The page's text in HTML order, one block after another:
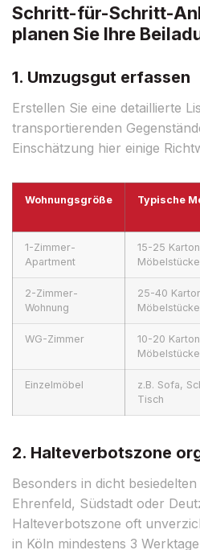
Schritt-für-Schritt-
planen Sie Ihre
1. Umzugsgut erfassen
Erstellen Sie eine detaillierte
transportierenden
Einschätzung hier einige
Wohnungsgröße Typische
1-Zimmer-
Apartment
15-25
Möbelstücke
2-Zimmer-
Wohnung
25-40
Möbelstücke
WG-Zimmer
10-20
Möbelstücke
Einzelmöbel
z.B. Sofa,
Tisch
2. Halteverbotszone
Besonders in dicht
Ehrenfeld, Südstadt oder
Halteverbotszone oft
in Köln mindestens 3